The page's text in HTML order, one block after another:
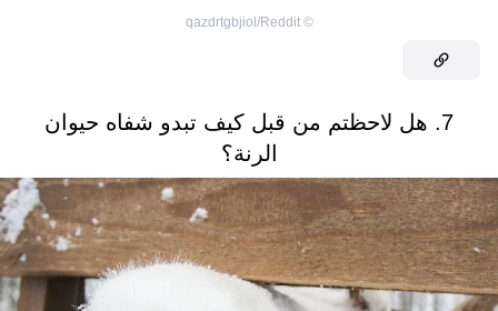
©
qazdrtgbjiol/Reddit
7. هل لاحظتم من قبل كيف تبدو شفاه حيوان
الرنة؟